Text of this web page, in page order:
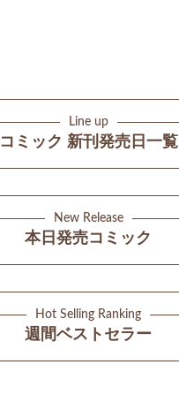
Line up
コミック 新刊発売日一覧
New Release
本日発売コミック
Hot Selling Ranking
週間ベストセラー